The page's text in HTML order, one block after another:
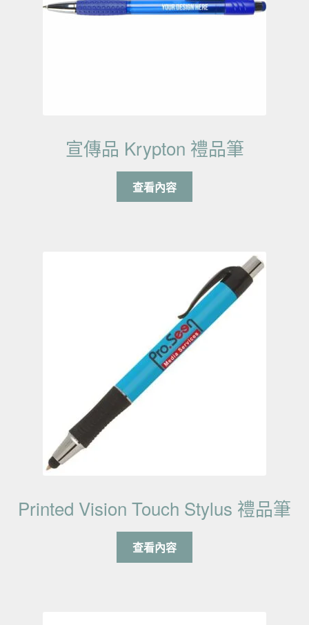
宣傳品 Krypton 禮品筆
查看內容
Printed Vision Touch Stylus 禮品筆
查看內容